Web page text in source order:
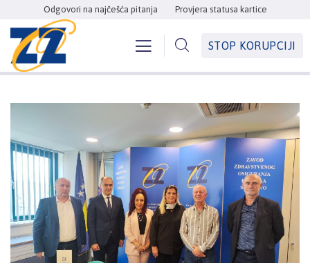
Odgovori na najčešća pitanja Provjera statusa kartice
STOP KORUPCIJI